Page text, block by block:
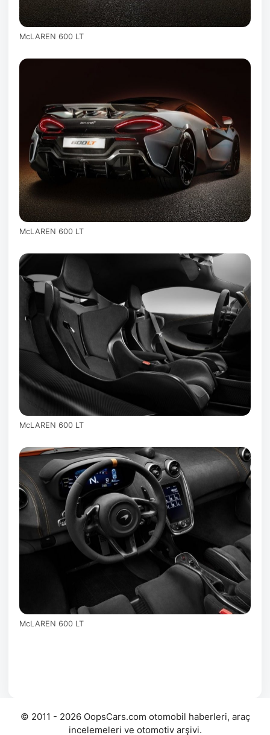
McLAREN 600 LT
McLAREN 600 LT
McLAREN 600 LT
McLAREN 600 LT
© 2011 - 2026 OopsCars.com otomobil haberleri, araç
incelemeleri ve otomotiv arşivi.